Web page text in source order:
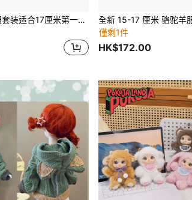
6件套娃娃衣服套装适合17厘米第一代/第二代/第三代娃娃，粉色连衣裙
僅剩1件
HK$172.00